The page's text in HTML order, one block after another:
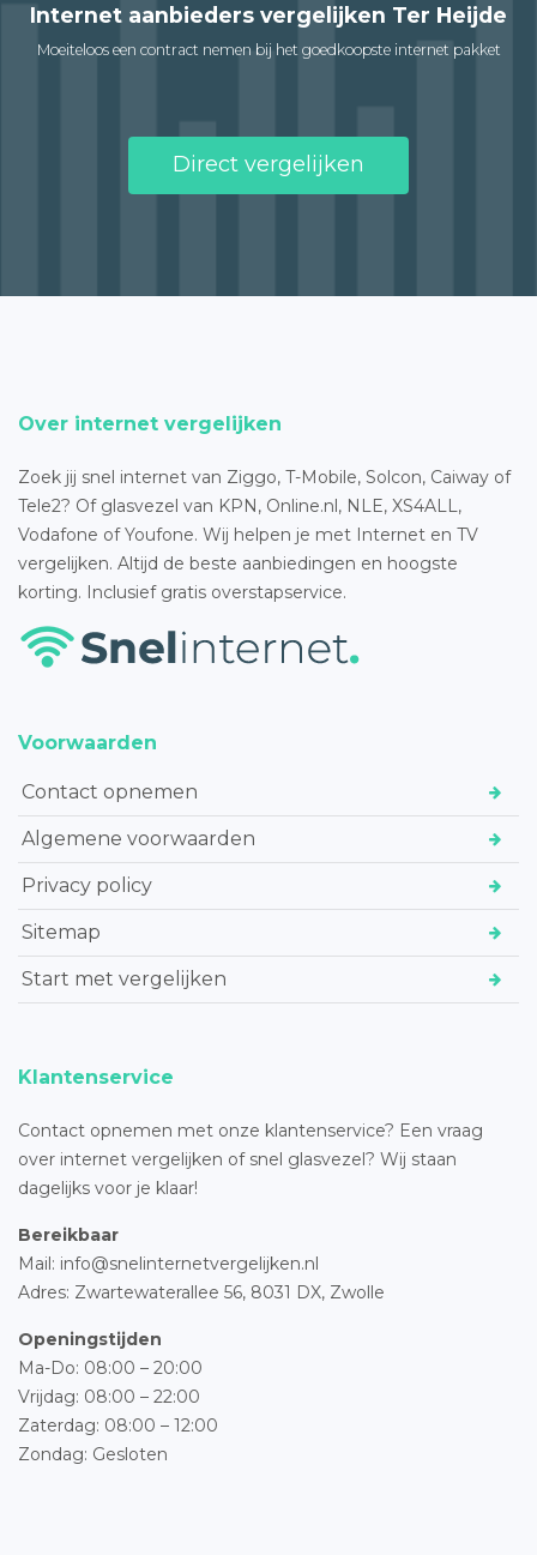
Internet aanbieders vergelijken Ter Heijde
Moeiteloos een contract nemen bij het goedkoopste internet pakket
Direct vergelijken
Over internet vergelijken
Zoek jij snel internet van Ziggo, T-Mobile, Solcon, Caiway of
Tele2? Of glasvezel van KPN, Online.nl, NLE, XS4ALL,
Vodafone of Youfone. Wij helpen je met Internet en TV
vergelijken. Altijd de beste aanbiedingen en hoogste
korting. Inclusief gratis overstapservice.
Voorwaarden
Contact opnemen
Algemene voorwaarden
Privacy policy
Sitemap
Start met vergelijken
Klantenservice
Contact opnemen met onze klantenservice? Een vraag
over internet vergelijken of snel glasvezel? Wij staan
dagelijks voor je klaar!
Bereikbaar
Mail: info@snelinternetvergelijken.nl
Adres: Zwartewaterallee 56, 8031 DX, Zwolle
Openingstijden
Ma-Do: 08:00 – 20:00
Vrijdag: 08:00 – 22:00
Zaterdag: 08:00 – 12:00
Zondag: Gesloten